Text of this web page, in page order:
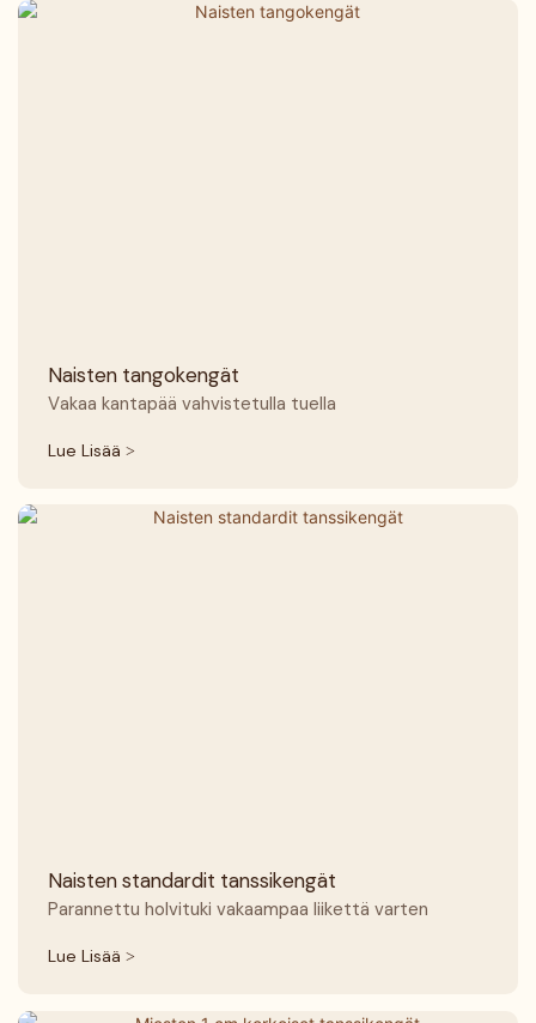
Naisten tangokengät
Vakaa kantapää vahvistetulla tuella
Lue Lisää >
Naisten standardit tanssikengät
Parannettu holvituki vakaampaa liikettä varten
Lue Lisää >